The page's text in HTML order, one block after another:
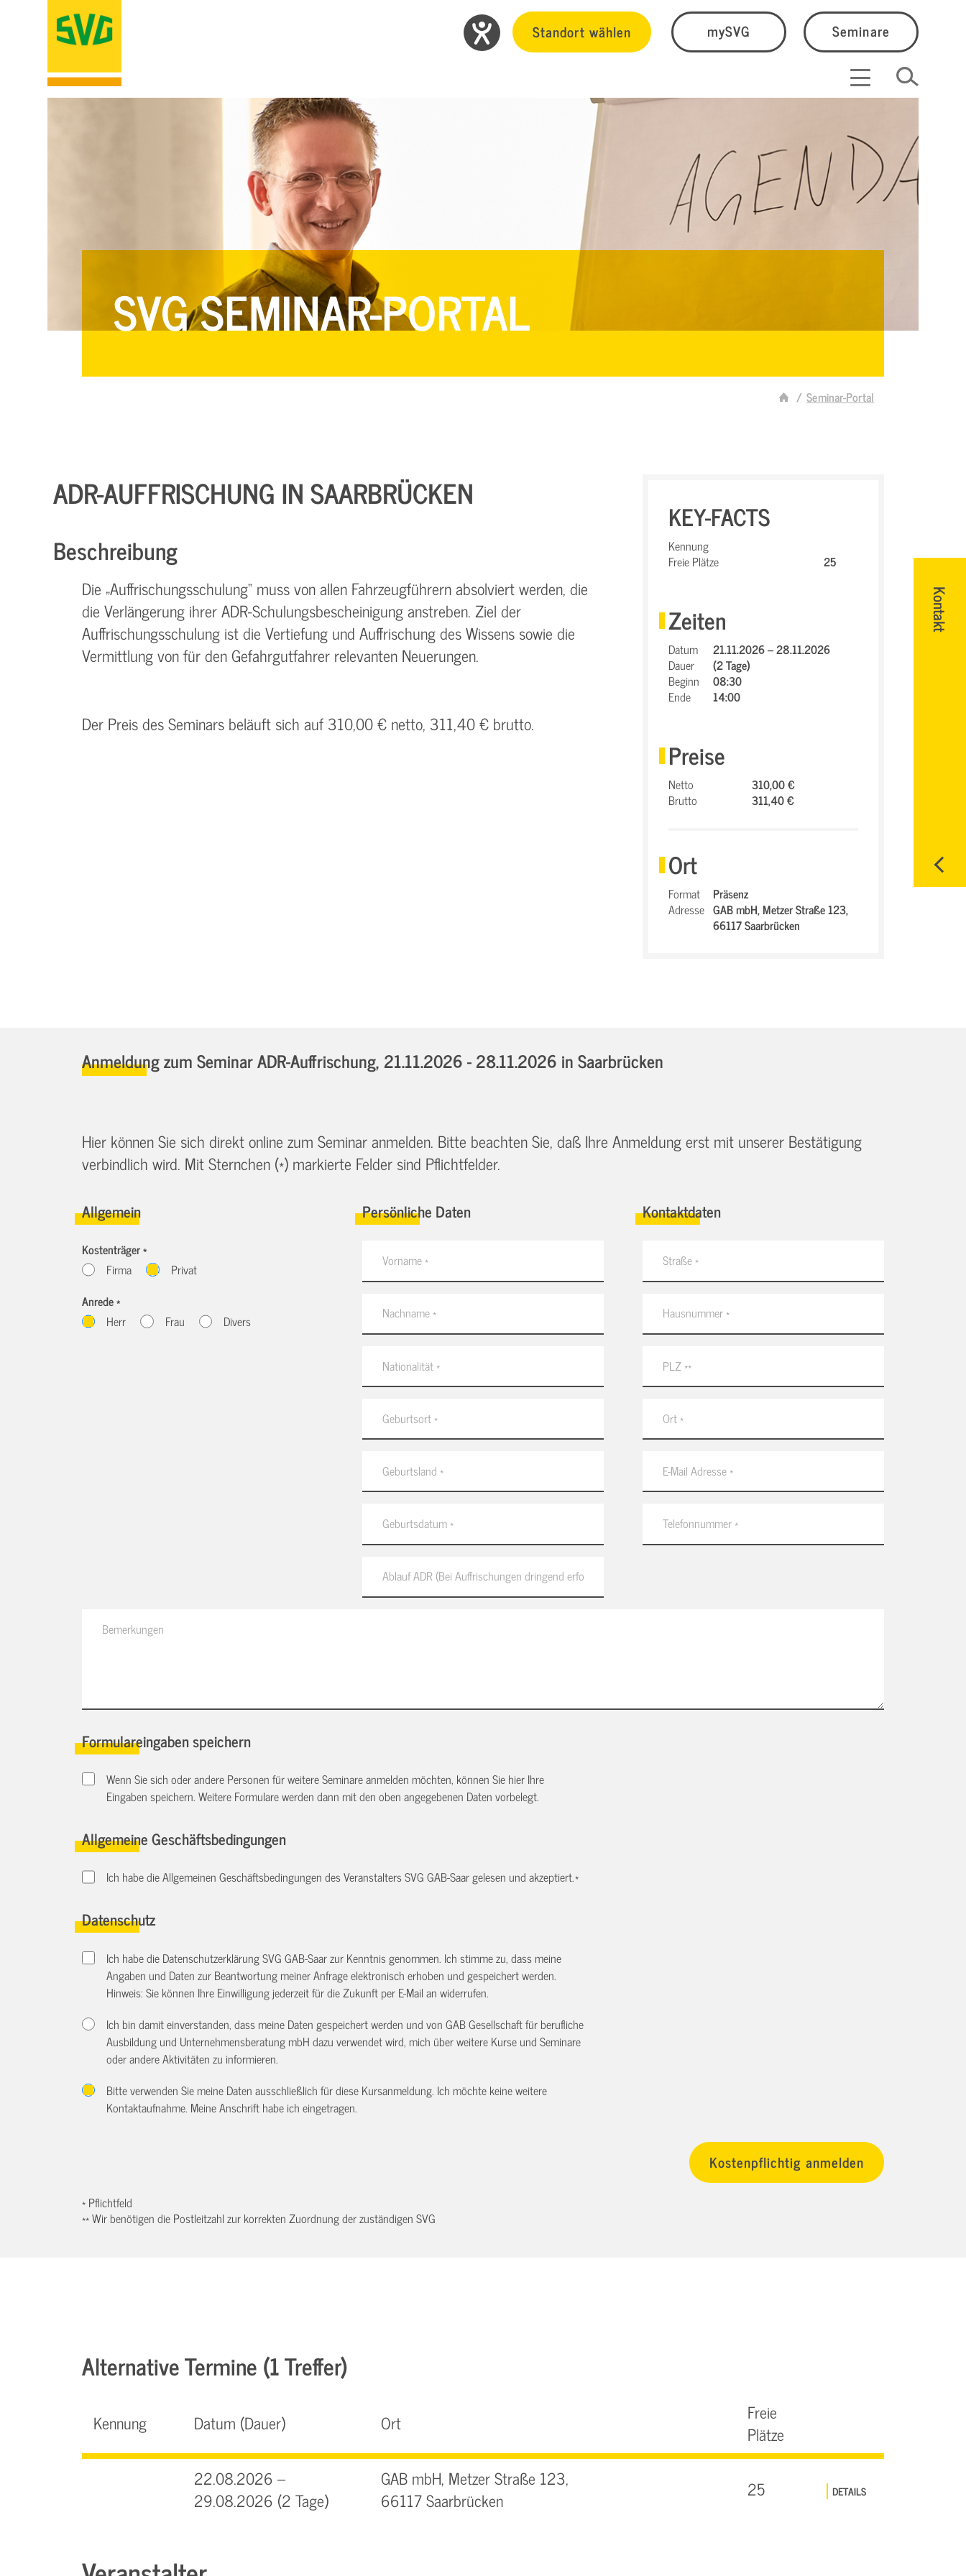
Standort wählen mySVG Seminare
SVG SEMINAR-PORTAL
Seminar-Portal
Kontakt
ADR-AUFFRISCHUNG IN SAARBRÜCKEN
Beschreibung
Die „Auffrischungsschulung“ muss von allen Fahrzeugführern absolviert werden, die
die Verlängerung ihrer ADR-Schulungsbescheinigung anstreben. Ziel der
Auffrischungsschulung ist die Vertiefung und Auffrischung des Wissens sowie die
Vermittlung von für den Gefahrgutfahrer relevanten Neuerungen.
Der Preis des Seminars beläuft sich auf 310,00 € netto, 311,40 € brutto.
KEY-FACTS
Kennung
Freie Plätze
25
Zeiten
Datum
21.11.2026 – 28.11.2026
Dauer
(2 Tage)
Beginn
08:30
Ende
14:00
Preise
Netto
310,00 €
Brutto
311,40 €
Ort
Format
Präsenz
Adresse GAB mbH,Metzer Straße 123,
66117 Saarbrücken
Anmeldung zum Seminar ADR-Auffrischung, 21.11.2026 - 28.11.2026 in Saarbrücken
Hier können Sie sich direkt online zum Seminar anmelden. Bitte beachten Sie, daß Ihre Anmeldung erst mit unserer Bestätigung
verbindlich wird. Mit Sternchen (*) markierte Felder sind Pflichtfelder.
Allgemein
Kostenträger *
Firma
Privat
Anrede *
Herr
Frau Divers
Persönliche Daten Kontaktdaten
Formulareingaben speichern
Wenn Sie sich oder andere Personen für weitere Seminare anmelden möchten, können Sie hier Ihre
Eingaben speichern. Weitere Formulare werden dann mit den oben angegebenen Daten vorbelegt.
Allgemeine Geschäftsbedingungen
Ich habe die Allgemeinen Geschäftsbedingungen des Veranstalters SVG GAB-Saar gelesen und akzeptiert.*
Datenschutz
Ich habe die Datenschutzerklärung SVG GAB-Saar zur Kenntnis genommen. Ich stimme zu, dass meine
Angaben und Daten zur Beantwortung meiner Anfrage elektronisch erhoben und gespeichert werden.
Hinweis: Sie können Ihre Einwilligung jederzeit für die Zukunft per E-Mail anwiderrufen.
Ich bin damit einverstanden, dass meine Daten gespeichert werden und von GAB Gesellschaft für berufliche
Ausbildung und Unternehmensberatung mbH dazu verwendet wird, mich über weitere Kurse und Seminare
oder andere Aktivitäten zu informieren.
Bitte verwenden Sie meine Daten ausschließlich für diese Kursanmeldung. Ich möchte keine weitere
Kontaktaufnahme. Meine Anschrift habe ich eingetragen.
* Pflichtfeld
** Wir benötigen die Postleitzahl zur korrekten Zuordnung der zuständigen SVG
Alternative Termine (1 Treffer)
Kennung Datum (Dauer) Ort
Freie
Plätze
22.08.2026 –
29.08.2026 (2 Tage)
GAB mbH, Metzer Straße 123,
66117 Saarbrücken
25 DETAILS